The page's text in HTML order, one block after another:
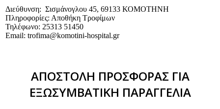
Διεύθυνση: Σισμάνογλου 45, 69133 ΚΟΜΟΤΗΝΗ
Πληροφορίες: Αποθήκη Τροφίμων
Τηλέφωνο: 25313 51450
Email: trofima@komotini-hospital.gr
ΑΠΟΣΤΟΛΗ ΠΡΟΣΦΟΡΑΣ ΓΙΑ
ΕΞΩΣΥΜΒΑΤΙΚΗ ΠΑΡΑΓΓΕΛΙΑ